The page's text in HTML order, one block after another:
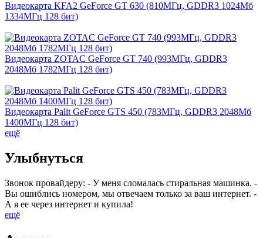
Видеокарта KFA2 GeForce GT 630 (810МГц, GDDR3 1024Мб
1334МГц 128 бит)
Видеокарта ZOTAC GeForce GT 740 (993МГц, GDDR3
2048Мб 1782МГц 128 бит)
Видеокарта Palit GeForce GTS 450 (783МГц, GDDR3 2048Мб
1400МГц 128 бит)
ещё
Улыбнуться
Звонок провайдеру: - У меня сломалась стиральная машинка. -
Вы ошиблись номером, мы отвечаем только за ваш интернет. -
А я ее через интернет и купила!
ещё